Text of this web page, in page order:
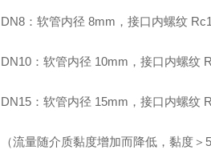
DN8：软管内径 8mm，接口内螺纹
DN10：软管内径 10mm，接口内螺纹
DN15：软管内径 15mm，接口内螺纹
（流量随介质黏度增加而降低，黏度